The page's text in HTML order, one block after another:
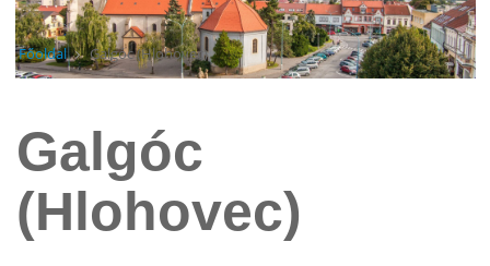
Főoldal Galgóc (Hlohovec)
Galgóc
(Hlohovec)